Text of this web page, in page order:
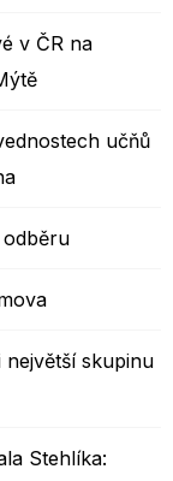
v ČR na
učňů
odběru
největší skupinu
Stehlíka: